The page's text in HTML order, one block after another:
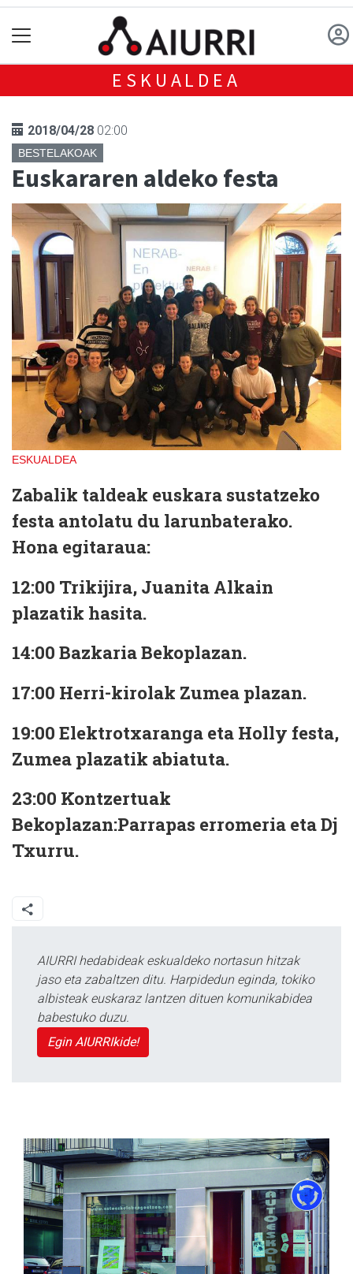
ESKUALDEA
2018/04/28 02:00
BESTELAKOAK
Euskararen aldeko festa
ESKUALDEA
Zabalik taldeak euskara sustatzeko
festa antolatu du larunbaterako.
Hona egitaraua:
12:00 Trikijira, Juanita Alkain
plazatik hasita.
14:00 Bazkaria Bekoplazan.
17:00 Herri-kirolak Zumea plazan.
19:00 Elektrotxaranga eta Holly festa,
Zumea plazatik abiatuta.
23:00 Kontzertuak
Bekoplazan:Parrapas erromeria eta Dj
Txurru.
AIURRI hedabideak eskualdeko nortasun hitzak
jaso eta zabaltzen ditu. Harpidedun eginda, tokiko
albisteak euskaraz lantzen dituen komunikabidea
babestuko duzu.
Egin AIURRIkide!